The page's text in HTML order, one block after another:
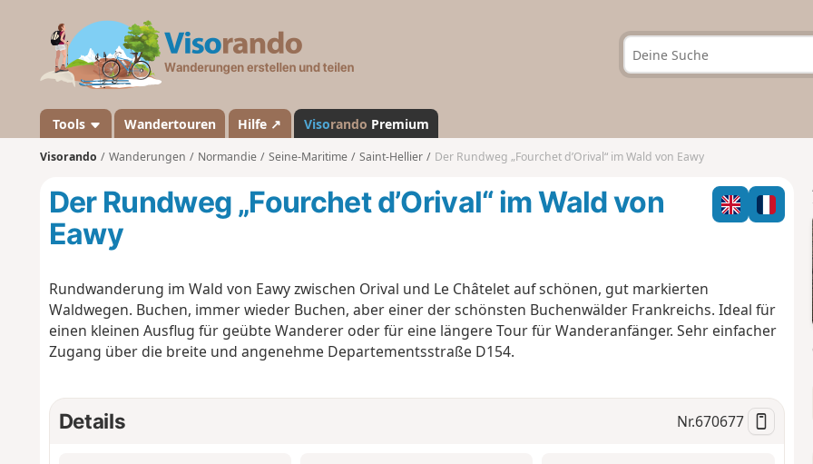
a
n
d
Tools Wandertouren Hilfe ↗ Visorando Premium
Visorando Wanderungen Normandie Seine-Maritime Saint-Hellier Der Rundweg „Fourchet d’Orival“ im Wald von Eawy
Der Rundweg „Fourchet d’Orival“ im Wald von
Eawy
Rundwanderung im Wald von Eawy zwischen Orival und Le Châtelet auf schönen, gut markierten
Waldwegen. Buchen, immer wieder Buchen, aber einer der schönsten Buchenwälder Frankreichs. Ideal für
einen kleinen Ausflug für geübte Wanderer oder für eine längere Tour für Wanderanfänger. Sehr einfacher
Zugang über die breite und angenehme Departementsstraße D154.
Details Nr.670677